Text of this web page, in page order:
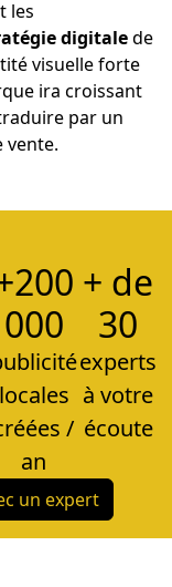
les
digitalede
visuelle forte
ira croissant
par un
vente.
000
locales
/
an
+ de
30
experts
à votre
écoute
un expert